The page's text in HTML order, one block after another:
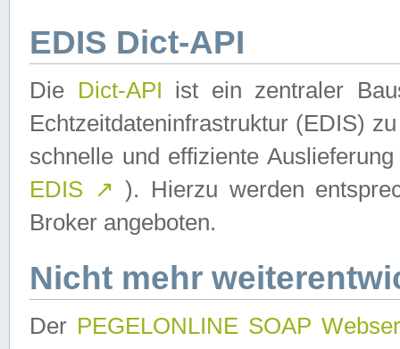
EDIS Dict-API
Die Dict-API ist ein zentraler
Echtzeitdateninfrastruktur (EDIS)
schnelle und effiziente
EDIS ↗ ). Hierzu werden
Broker angeboten.
Nicht mehr
Der PEGELONLINE SOAP